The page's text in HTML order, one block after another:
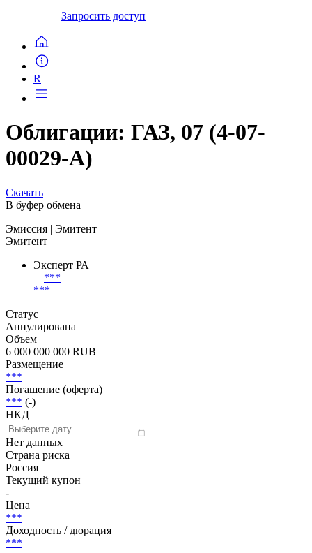
Запросить доступ
R
Облигации: ГАЗ, 07 (4-07-
00029-A)
Скачать
В буфер обмена
Эмиссия | Эмитент
Эмитент
Эксперт РА
| ***
***
Статус
Аннулирована
Объем
6 000 000 000 RUB
Размещение
***
Погашение (оферта)
*** (-)
НКД
Нет данных
Страна риска
Россия
Текущий купон
-
Цена
***
Доходность / дюрация
***